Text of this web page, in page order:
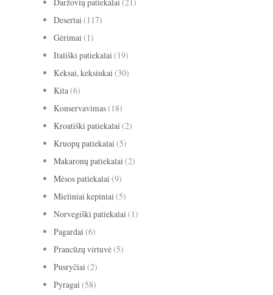
Desertai (117)
Gėrimai (1)
Itališki patiekalai (19)
Keksai, keksiukai (30)
Kita (6)
Konservavimas(18)
Kroatiški patiekalai (2)
Kruopų patiekalai (5)
Makaronų patiekalai (2)
Mėsos patiekalai (9)
Mieliniai kepiniai (5)
Norvegiški patiekalai (1)
Pagardai (6)
Prancūzų virtuvė(5)
Pusryčiai (2)
Pyragai (58)